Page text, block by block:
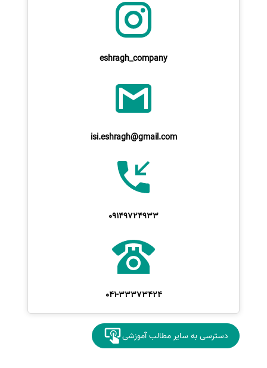
eshragh_company
isi.eshragh@gmail.com
09149724933
041-33373424
دسترسی به سایر مطالب آموزشی